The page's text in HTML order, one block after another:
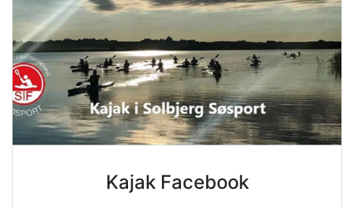
Kajak Facebook